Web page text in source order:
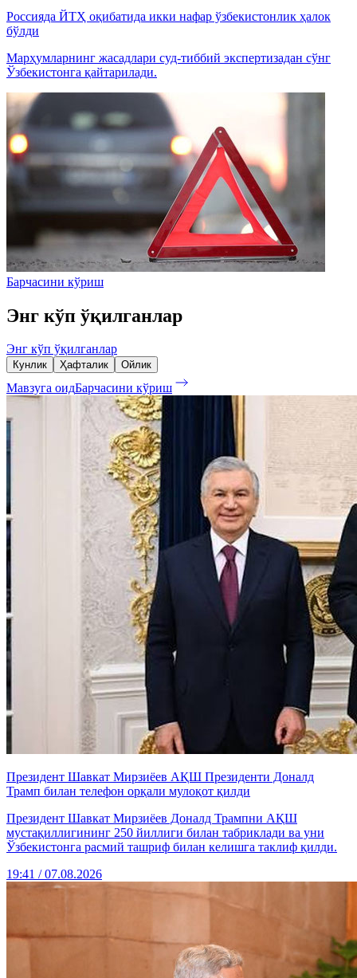
Россияда ЙТҲ оқибатида икки нафар ўзбекистонлик ҳалок
бўлди
Марҳумларнинг жасадлари суд-тиббий экспертизадан сўнг
Ўзбекистонга қайтарилади.
Барчасини кўриш
Энг кўп ўқилганлар
Энг кўп ўқилганлар
Кунлик Ҳафталик Ойлик
Мавзуга оидБарчасини кўриш
Президент Шавкат Мирзиёев АҚШ Президенти Доналд
Трамп билан телефон орқали мулоқот қилди
Президент Шавкат Мирзиёев Доналд Трампни АҚШ
мустақиллигининг 250 йиллиги билан табриклади ва уни
Ўзбекистонга расмий ташриф билан келишга таклиф қилди.
19:41 / 07.08.2026